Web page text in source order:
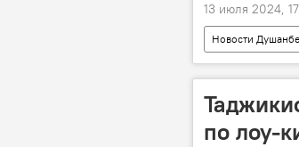
13 июля 2024,
Новости Душанбе
по лоу-